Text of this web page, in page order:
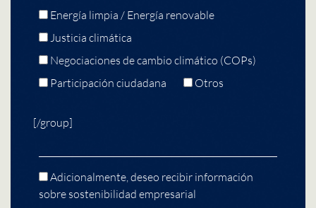
Energía limpia / Energía renovable
Justicia climática
Negociaciones de cambio climático (COPs)
Participación ciudadana
Otros
[/group]
Adicionalmente, deseo recibir información
sobre sostenibilidad empresarial